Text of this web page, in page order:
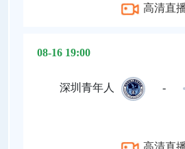
高清直
08-16 19:00
深圳青年人 -
高清直